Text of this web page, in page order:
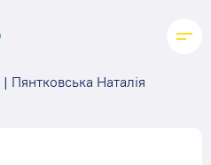
| Пянтковська Наталія